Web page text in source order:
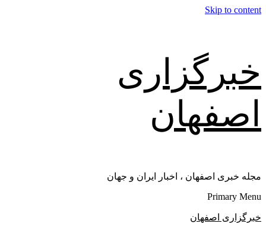
Skip to content
خبرگزاری
اصفهان
مجله خبری اصفهان ، اخبار ایران و جهان
Primary Menu
خبرگزاری اصفهان